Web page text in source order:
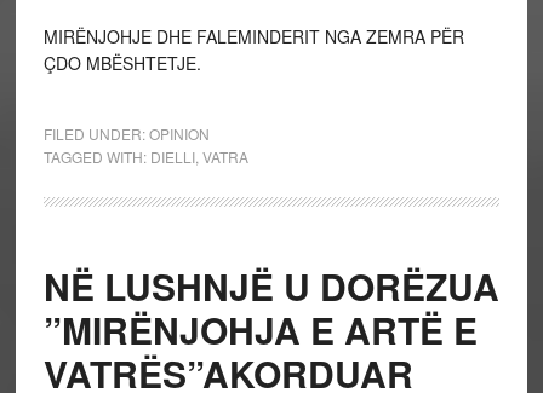
MIRËNJOHJE DHE FALEMINDERIT NGA ZEMRA PËR
ÇDO MBËSHTETJE.
FILED UNDER:OPINION
TAGGED WITH: DIELLI, VATRA
NË LUSHNJË U DORËZUA
”MIRËNJOHJA E ARTË E
VATRËS”AKORDUAR